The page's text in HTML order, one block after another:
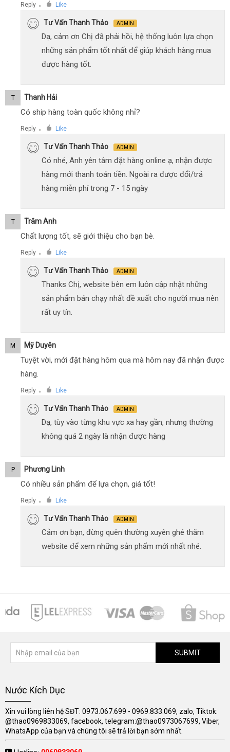
Reply ● Like
Tư Vấn Thanh Thảo ADMIN
Dạ, cảm ơn Chị đã phải hồi, hệ thống luôn lựa chọn
những sản phẩm tốt nhất để giúp khách hàng mua
được hàng tốt.
T Thanh Hải
Có ship hàng toàn quốc không nhỉ?
Reply ● Like
Tư Vấn Thanh Thảo ADMIN
Có nhé, Anh yên tâm đặt hàng online ạ, nhận được
hàng mới thanh toán tiền. Ngoài ra được đổi/trả
hàng miễn phí trong 7 - 15 ngày
T Trâm Anh
Chất lượng tốt, sẽ giới thiệu cho bạn bè.
Reply ● Like
Tư Vấn Thanh Thảo ADMIN
Thanks Chị, website bên em luôn cập nhật những
sản phẩm bán chạy nhất đề xuất cho người mua nên
rất uy tín.
M Mỹ Duyên
Tuyệt vời, mới đặt hàng hôm qua mà hôm nay đã nhận được
hàng.
Reply ● Like
Tư Vấn Thanh Thảo ADMIN
Dạ, tùy vào từng khu vực xa hay gần, nhưng thường
không quá 2 ngày là nhận được hàng
P Phương Linh
Có nhiều sản phẩm để lựa chọn, giá tốt!
Reply ● Like
Tư Vấn Thanh Thảo ADMIN
Cảm ơn bạn, đừng quên thường xuyên ghé thăm
website để xem những sản phẩm mới nhất nhé.
SUBMIT
Nước Kích Dục
Xin vui lòng liên hệ SĐT: 0973.067.699 - 0969.833.069, zalo, Tiktok:
@thao0969833069, facebook, telegram:@thao0973067699, Viber,
WhatsApp của bạn và chúng tôi sẽ trả lời bạn sớm nhất.